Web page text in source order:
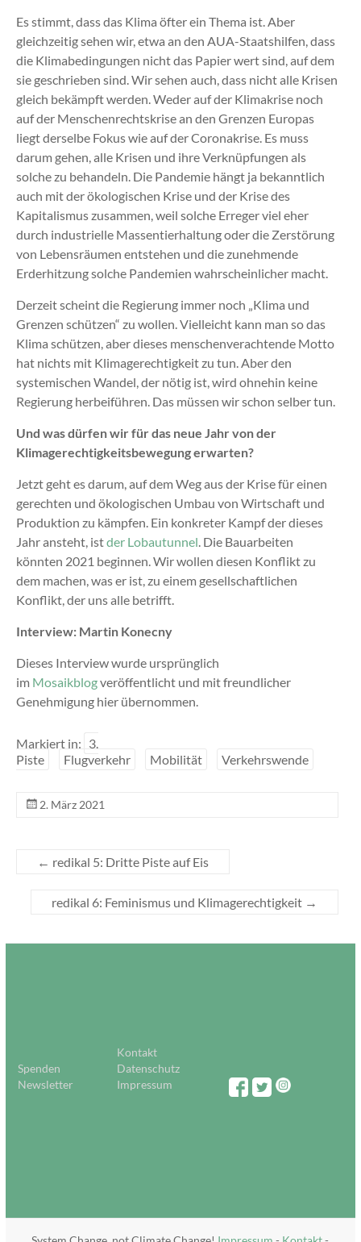
Es stimmt, dass das Klima öfter ein Thema ist. Aber
gleichzeitig sehen wir, etwa an den AUA-Staatshilfen, dass
die Klimabedingungen nicht das Papier wert sind, auf dem
sie geschrieben sind. Wir sehen auch, dass nicht alle Krisen
gleich bekämpft werden. Weder auf der Klimakrise noch
auf der Menschenrechtskrise an den Grenzen Europas
liegt derselbe Fokus wie auf der Coronakrise. Es muss
darum gehen, alle Krisen und ihre Verknüpfungen als
solche zu behandeln. Die Pandemie hängt ja bekanntlich
auch mit der ökologischen Krise und der Krise des
Kapitalismus zusammen, weil solche Erreger viel eher
durch industrielle Massentierhaltung oder die Zerstörung
von Lebensräumen entstehen und die zunehmende
Erderhitzung solche Pandemien wahrscheinlicher macht.
Derzeit scheint die Regierung immer noch „Klima und
Grenzen schützen“ zu wollen. Vielleicht kann man so das
Klima schützen, aber dieses menschenverachtende Motto
hat nichts mit Klimagerechtigkeit zu tun. Aber den
systemischen Wandel, der nötig ist, wird ohnehin keine
Regierung herbeiführen. Das müssen wir schon selber tun.
Und was dürfen wir für das neue Jahr von der
Klimagerechtigkeitsbewegung erwarten?
Jetzt geht es darum, auf dem Weg aus der Krise für einen
gerechten und ökologischen Umbau von Wirtschaft und
Produktion zu kämpfen. Ein konkreter Kampf der dieses
Jahr ansteht, istder Lobautunnel. Die Bauarbeiten
könnten 2021 beginnen. Wir wollen diesen Konflikt zu
dem machen, was er ist, zu einem gesellschaftlichen
Konflikt, der uns alle betrifft.
Interview: Martin Konecny
Dieses Interview wurde ursprünglich
im Mosaikblogveröffentlicht und mit freundlicher
Genehmigung hier übernommen.
Markiert in: 3.
Piste
Flugverkehr Mobilität Verkehrswende
2. März 2021
← redikal 5: Dritte Piste auf Eis
redikal 6: Feminismus und Klimagerechtigkeit →
Kontakt
Spenden
Datenschutz
Newsletter
Impressum